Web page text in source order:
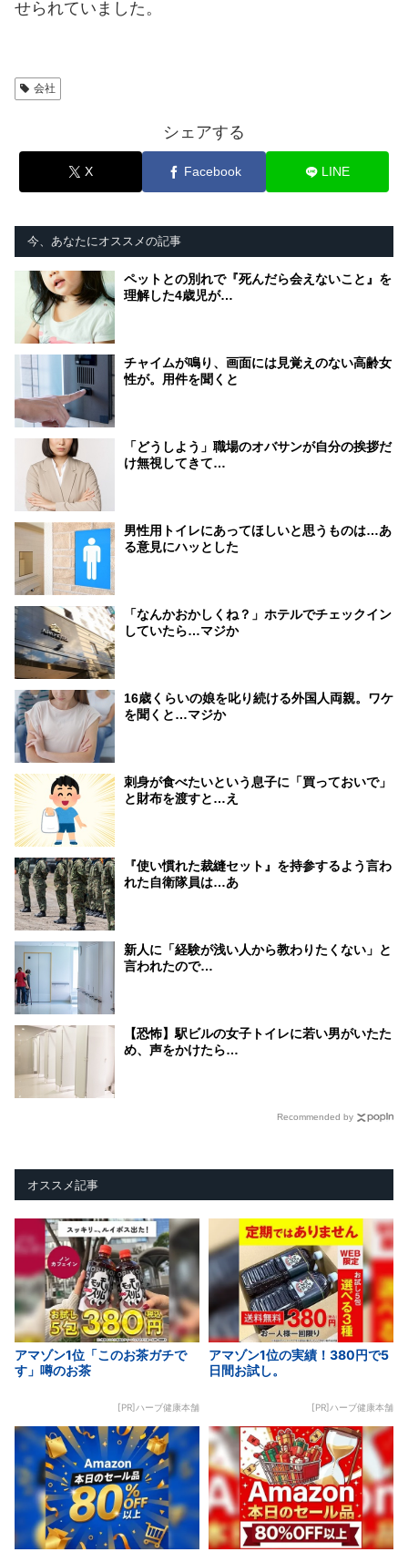
せられていました。
会社
シェアする
X Facebook LINE
今、あなたにオススメの記事
ペットとの別れで『死んだら会えないこと』を
理解した4歳児が…
チャイムが鳴り、画面には見覚えのない高齢女
性が。用件を聞くと
「どうしよう」職場のオバサンが自分の挨拶だ
け無視してきて…
男性用トイレにあってほしいと思うものは…あ
る意見にハッとした
「なんかおかしくね？」ホテルでチェックイン
していたら…マジか
16歳くらいの娘を叱り続ける外国人両親。ワケ
を聞くと…マジか
刺身が食べたいという息子に「買っておいで」
と財布を渡すと…え
『使い慣れた裁縫セット』を持参するよう言わ
れた自衛隊員は…あ
新人に「経験が浅い人から教わりたくない」と
言われたので…
【恐怖】駅ビルの女子トイレに若い男がいたた
め、声をかけたら…
Recommended by
オススメ記事
アマゾン1位「このお茶ガチで
す」噂のお茶
[PR]ハーブ健康本舗
アマゾン1位の実績！380円で5
日間お試し。
[PR]ハーブ健康本舗